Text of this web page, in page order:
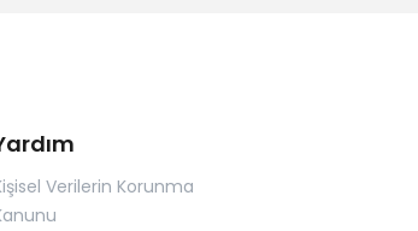
Verilerin Korunma